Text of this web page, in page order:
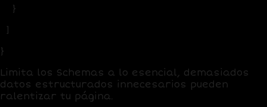
}
]
}
Limita los Schemas a lo esencial, demasiados
datos estructurados innecesarios pueden
ralentizar tu página.